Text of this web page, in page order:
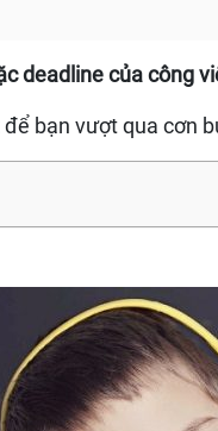
deadline của công
bạn vượt qua cơn